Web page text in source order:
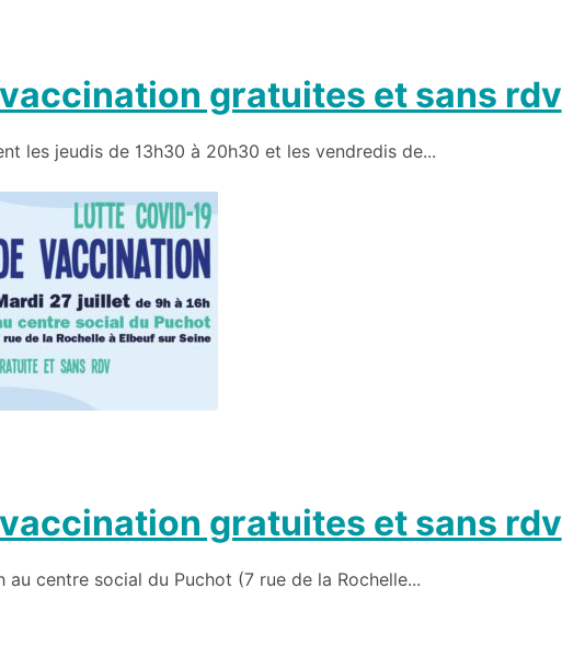
gratuites et sans rdv
les jeudis de 13h30 à 20h30 et les vendredis de...
gratuites et sans rdv
au centre social du Puchot (7 rue de la Rochelle...